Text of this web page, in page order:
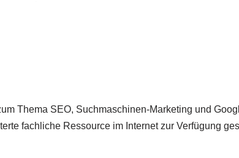
Thema SEO, Suchmaschinen-Marketing und
fachliche Ressource im Internet zur Verfügung